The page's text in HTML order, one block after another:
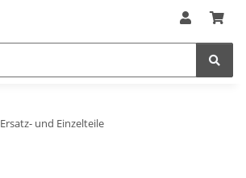
Ersatz- und Einzelteile